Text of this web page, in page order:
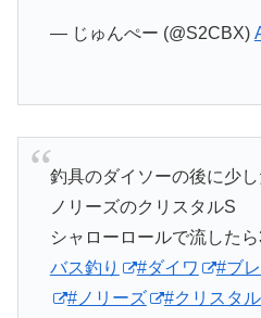
— じゅんぺー (@S2CBX)
釣具のダイソーの後に少し
ノリーズのクリスタルS
シャローロールで流したら
バス釣り
#ダイワ #ブ
#ノリーズ
#クリスタ